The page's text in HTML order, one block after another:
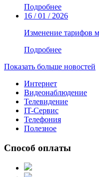
Подробнее
16 / 01 / 2026
Изменение тарифов
Подробнее
Показать больше новостей
Интернет
Видеонаблюдение
Телевидение
IT-Сервис
Телефония
Полезное
Способ оплаты